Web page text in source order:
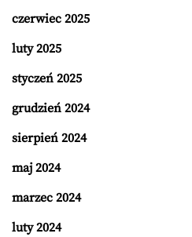
czerwiec 2025
luty 2025
styczeń 2025
grudzień 2024
sierpień 2024
maj 2024
marzec 2024
luty 2024